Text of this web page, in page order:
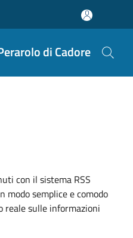
di Cadore
con il sistema RSS
modo semplice e comodo
sulle informazioni